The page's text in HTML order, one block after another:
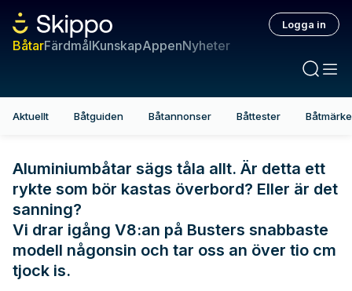
BåtarFärdmålKunskapAppenNyheter
Logga in
Aktuellt Båtguiden Båtannonser Båttester
Aluminiumbåtar sägs tåla allt. Är detta ett
rykte som bör kastas överbord? Eller är det
sanning?
Vi drar igång V8:an på Busters snabbaste
modell någonsin och tar oss an över tio cm
tjock is.